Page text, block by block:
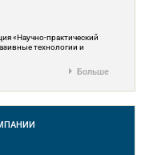
«Научно-практический
технологии и
Больше